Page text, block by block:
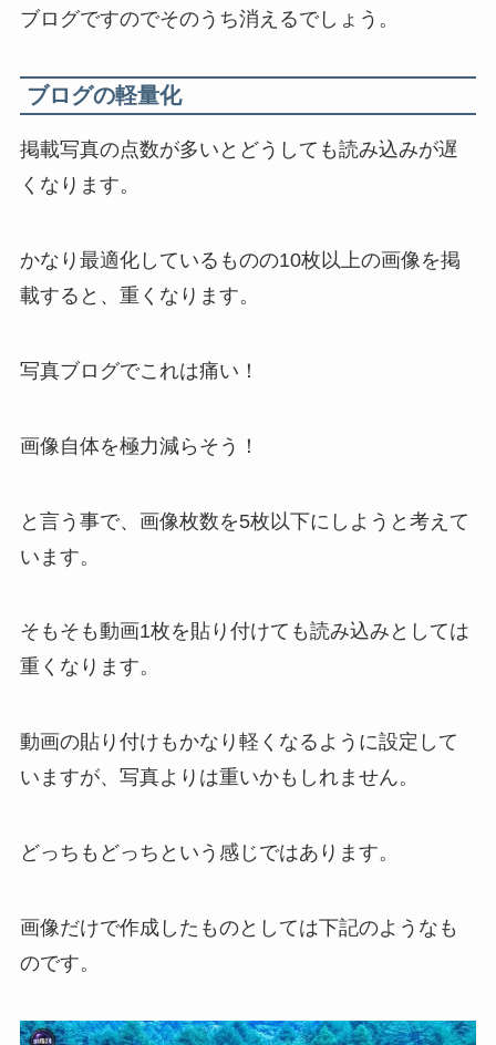
ブログですのでそのうち消えるでしょう。
ブログの軽量化
掲載写真の点数が多いとどうしても読み込みが遅
くなります。
かなり最適化しているものの10枚以上の画像を掲
載すると、重くなります。
写真ブログでこれは痛い！
画像自体を極力減らそう！
と言う事で、画像枚数を5枚以下にしようと考えて
います。
そもそも動画1枚を貼り付けても読み込みとしては
重くなります。
動画の貼り付けもかなり軽くなるように設定して
いますが、写真よりは重いかもしれません。
どっちもどっちという感じではあります。
画像だけで作成したものとしては下記のようなも
のです。